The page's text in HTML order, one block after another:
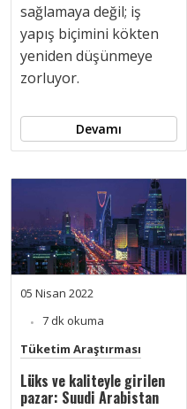
sağlamaya değil; iş
yapış biçimini kökten
yeniden düşünmeye
zorluyor.
Devamı
05 Nisan 2022
7 dk okuma
Tüketim Araştırması
Lüks ve kaliteyle girilen
pazar: Suudi Arabistan